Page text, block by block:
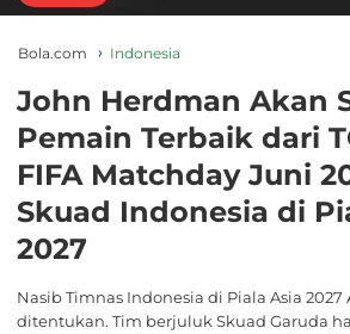
Bola.com Indonesia
John Herdman Akan
Pemain Terbaik dari
FIFA Matchday Juni
Skuad Indonesia di
2027
Nasib Timnas Indonesia di Piala Asia 2027
ditentukan. Tim berjuluk Skuad Garuda